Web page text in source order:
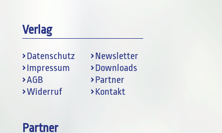
Verlag
Datenschutz
Impressum
AGB
Widerruf
Newsletter
Downloads
Partner
Kontakt
Partner